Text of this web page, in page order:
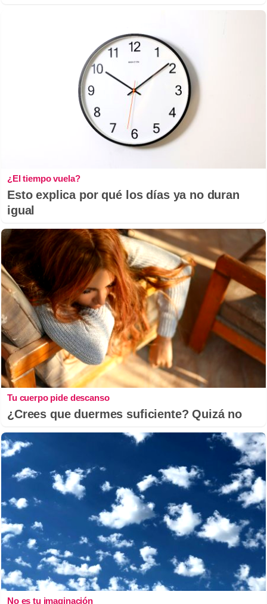
¿El tiempo vuela?
Esto explica por qué los días ya no duran
igual
Tu cuerpo pide descanso
¿Crees que duermes suficiente? Quizá no
No es tu imaginación